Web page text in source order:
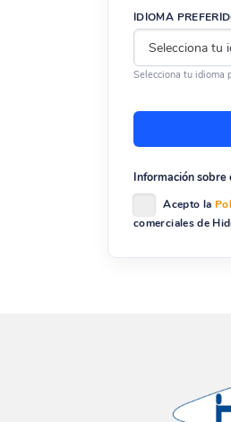
IDIOMA
Selecciona tu idioma
Información sobre
Acepto la
comerciales de